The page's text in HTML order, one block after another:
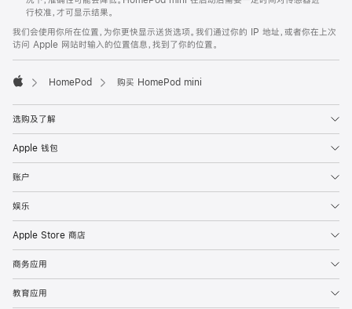
行校准，才可显示结果。
我们会使用你所在位置，为你更快显示送货选项。我们通过你的 IP 地址，或者你在上次
访问 Apple 网站时输入的位置信息，找到了你的位置。
HomePod 购买 HomePod mini
选购及了解
Apple 钱包
账户
娱乐
Apple Store 商店
商务应用
教育应用